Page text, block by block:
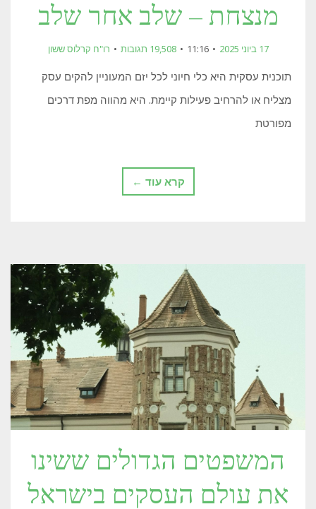
מנצחת – שלב אחר שלב
17 ביוני 2025 11:16 19,508 תגובות רו"ח קרלוס ששון
תוכנית עסקית היא כלי חיוני לכל יזם המעוניין להקים עסק
מצליח או להרחיב פעילות קיימת. היא מהווה מפת דרכים
מפורטת
קרא עוד ←
המשפטים הגדולים ששינו
את עולם העסקים בישראל